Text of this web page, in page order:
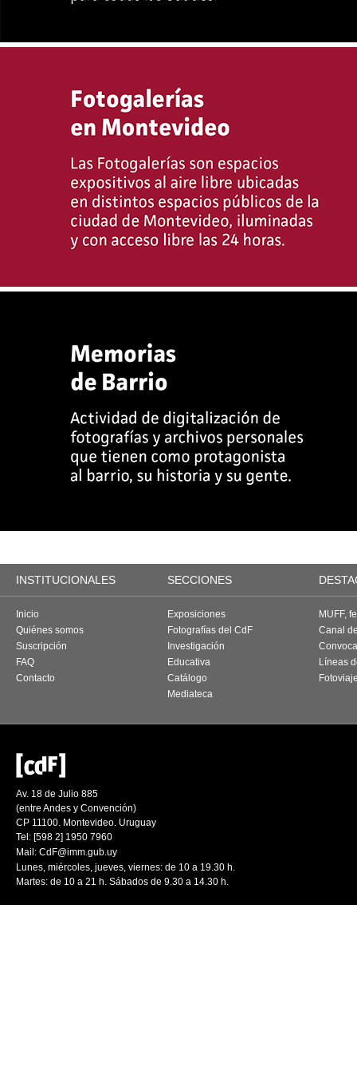
INSTITUCIONALES SECCIONES
Inicio
Quiénes somos
Suscripción
FAQ
Contacto
Exposiciones
Fotografías del CdF
Investigación
Educativa
Catálogo
Mediateca
MUFF,
Canal
Líneas
Av. 18 de Julio 885
(entre Andes y Convención)
CP 11100. Montevideo. Uruguay
Tel: [598 2] 1950 7960
Mail: CdF@imm.gub.uy
Lunes, miércoles, jueves, viernes: de 10 a 19.30 h.
Martes: de 10 a 21 h. Sábados de 9.30 a 14.30 h.